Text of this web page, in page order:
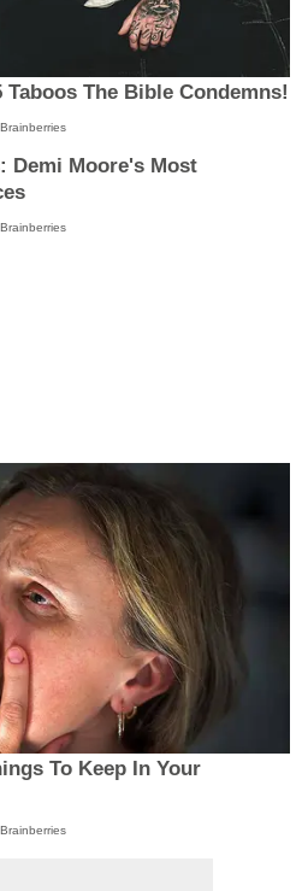
The Bible Condemns!
Brainberries
Demi Moore's Most
Brainberries
To Keep In Your
Brainberries